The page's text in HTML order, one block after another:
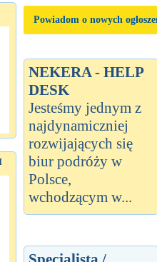
Powiadom o nowych
NEKERA - HELP
DESK
Jesteśmy jednym z
najdynamiczniej
rozwijających się
biur podróży w
Polsce,
wchodzącym w...